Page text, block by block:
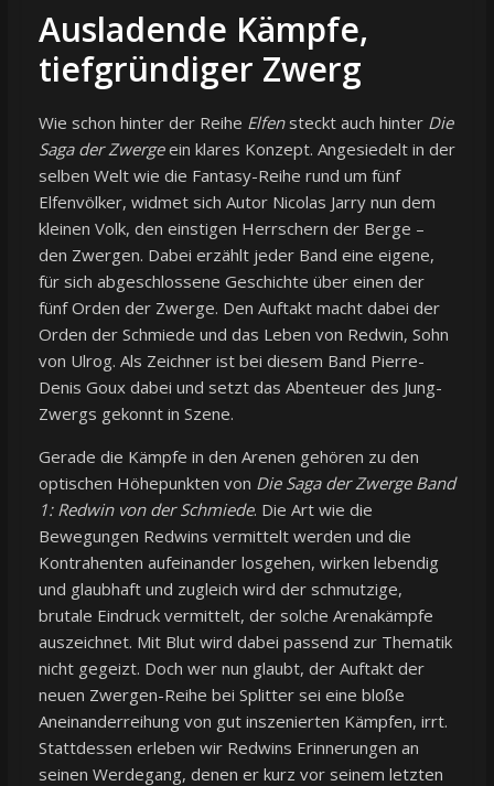
Ausladende Kämpfe,
tiefgründiger Zwerg
Wie schon hinter der Reihe Elfensteckt auch hinter Die
Saga der Zwergeein klares Konzept. Angesiedelt in der
selben Welt wie die Fantasy-Reihe rund um fünf
Elfenvölker, widmet sich Autor Nicolas Jarry nun dem
kleinen Volk, den einstigen Herrschern der Berge –
den Zwergen. Dabei erzählt jeder Band eine eigene,
für sich abgeschlossene Geschichte über einen der
fünf Orden der Zwerge. Den Auftakt macht dabei der
Orden der Schmiede und das Leben von Redwin, Sohn
von Ulrog. Als Zeichner ist bei diesem Band Pierre-
Denis Goux dabei und setzt das Abenteuer des Jung-
Zwergs gekonnt in Szene.
Gerade die Kämpfe in den Arenen gehören zu den
optischen Höhepunkten von Die Saga der Zwerge Band
1: Redwin von der Schmiede. Die Art wie die
Bewegungen Redwins vermittelt werden und die
Kontrahenten aufeinander losgehen, wirken lebendig
und glaubhaft und zugleich wird der schmutzige,
brutale Eindruck vermittelt, der solche Arenakämpfe
auszeichnet. Mit Blut wird dabei passend zur Thematik
nicht gegeizt. Doch wer nun glaubt, der Auftakt der
neuen Zwergen-Reihe bei Splitter sei eine bloße
Aneinanderreihung von gut inszenierten Kämpfen, irrt.
Stattdessen erleben wir Redwins Erinnerungen an
seinen Werdegang, denen er kurz vor seinem letzten